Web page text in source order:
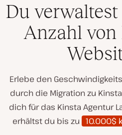
Du
Anzahl von
Erlebe den
durch die Migration zu
dich für das Kinsta Agentur
erhältst du bis zu 10.000$